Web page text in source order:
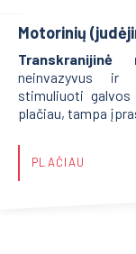
Motorinių
Transkranijinė
neinvazyvus ir
stimuliuoti
plačiau, tampa
PLAČIAU